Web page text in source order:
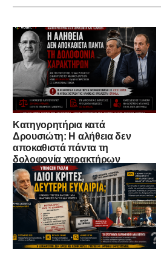
Κατηγορητήρια κατά
Δρουσιώτη: Η αλήθεια δεν
αποκαθιστά πάντα τη
δολοφονία χαρακτήρων